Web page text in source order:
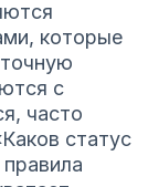
которые
с
часто
статус